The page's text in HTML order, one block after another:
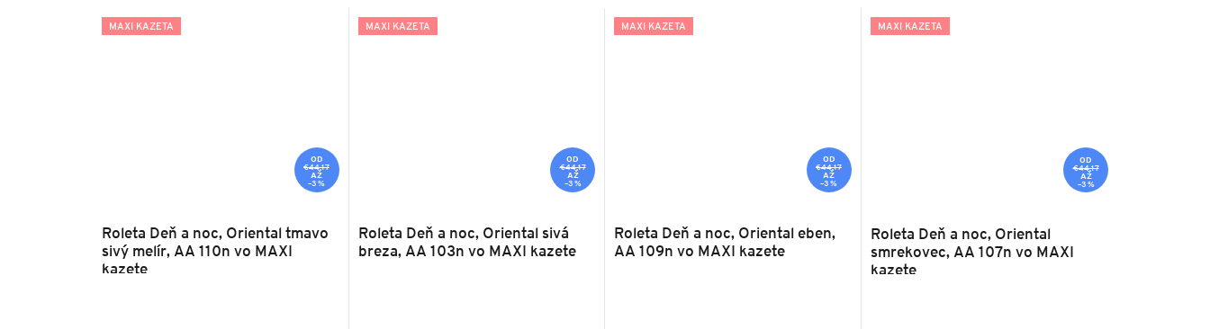
MAXI KAZETA
OD
€44,17
AŽ
–3 %
Roleta Deň a noc, Oriental tmavo
sivý melír, AA 110n vo MAXI
kazete
MAXI KAZETA
OD
€44,17
AŽ
–3 %
Roleta Deň a noc, Oriental sivá
breza, AA 103n vo MAXI kazete
MAXI KAZETA
OD
€44,17
AŽ
–3 %
Roleta Deň a noc, Oriental eben,
AA 109n vo MAXI kazete
MAXI KAZETA
OD
€44,17
AŽ
–3 %
Roleta Deň a noc, Oriental
smrekovec, AA 107n vo MAXI
kazete